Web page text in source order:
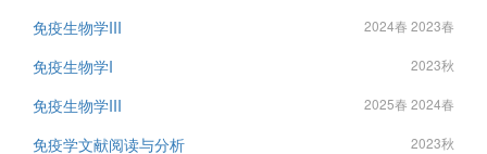
免疫生物学III 2024春 2023春
免疫生物学I 2023秋
免疫生物学III 2025春 2024春
免疫学文献阅读与分析 2023秋